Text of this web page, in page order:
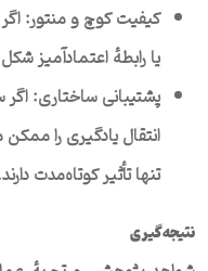
کیفیت کوچ و منتور:
یا رابطهٔ اعتمادآمیز
پشتیبانی ساختاری:
انتقال یادگیری را
تنها تأثیر کوتاه‌مدت
نتیجه‌گیری